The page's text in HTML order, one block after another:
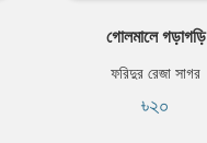
গোলমালে গড়াগড়ি
ফরিদুর রেজা সাগর
৳২০